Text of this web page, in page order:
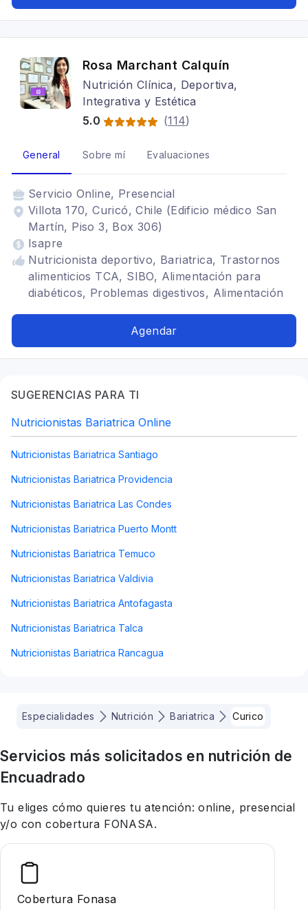
Rosa Marchant Calquín
Nutrición Clínica, Deportiva,
Integrativa y Estética
5.0
(114)
General Sobre mí Evaluaciones
Servicio Online, Presencial
Villota 170, Curicó, Chile (Edificio médico San
Martín, Piso 3, Box 306)
Isapre
Nutricionista deportivo, Bariatrica, Trastornos
alimenticios TCA, SIBO, Alimentación para
diabéticos, Problemas digestivos, Alimentación
Agendar
SUGERENCIAS PARA TI
Nutricionistas Bariatrica Online
Nutricionistas Bariatrica Santiago
Nutricionistas Bariatrica Providencia
Nutricionistas Bariatrica Las Condes
Nutricionistas Bariatrica Puerto Montt
Nutricionistas Bariatrica Temuco
Nutricionistas Bariatrica Valdivia
Nutricionistas Bariatrica Antofagasta
Nutricionistas Bariatrica Talca
Nutricionistas Bariatrica Rancagua
Especialidades Nutrición Bariatrica Curico
Servicios más solicitados en nutrición de
Encuadrado
Tu eliges cómo quieres tu atención: online, presencial
y/o con cobertura FONASA.
Cobertura Fonasa